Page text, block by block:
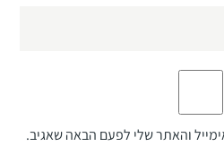
והאתר שלי לפעם הבאה שאגיב.